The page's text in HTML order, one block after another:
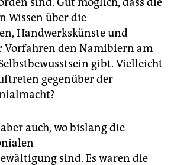
Wissen über die
Handwerkskünste und
den Namibiern am
gibt. Vielleicht
gegenüber der
auch, wo bislang die
sind. Es waren die